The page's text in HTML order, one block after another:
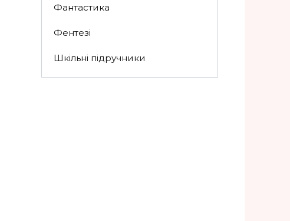
Фантастика
Фентезі
Шкільні підручники